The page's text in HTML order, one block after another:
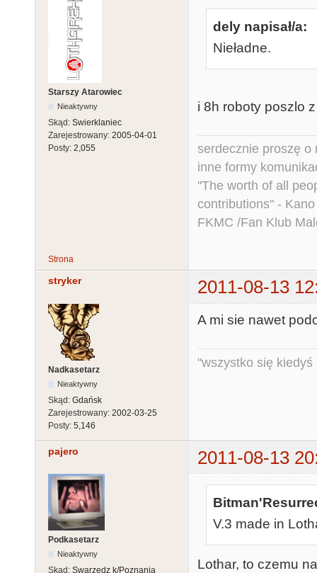
Starszy Atarowiec
Nieaktywny
Skąd: Swierklaniec
Zarejestrowany: 2005-04-01
Posty: 2,055
dely napisał/a:
Nieładne.
i 8h roboty poszlo
serdecznie proszę o
inne formy
"The worth of all
contributions" -
FKMC /Fan Klub
Strona
stryker 2011-08-13
Nadkasetarz
Nieaktywny
Skąd: Gdańsk
Zarejestrowany: 2002-03-25
Posty: 5,146
A mi sie nawet
"wszystko się kiedyś
pajero 2011-08-13
Podkasetarz
Nieaktywny
Skąd: Swarzędz k/Poznania
V.3 made in
Lothar, to czemu